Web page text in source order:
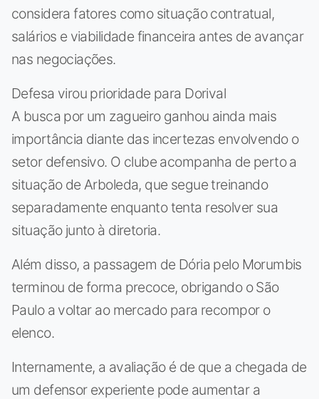
considera fatores como situação contratual,
salários e viabilidade financeira antes de avançar
nas negociações.
Defesa virou prioridade para Dorival
A busca por um zagueiro ganhou ainda mais
importância diante das incertezas envolvendo o
setor defensivo. O clube acompanha de perto a
situação de Arboleda, que segue treinando
separadamente enquanto tenta resolver sua
situação junto à diretoria.
Além disso, a passagem de Dória pelo Morumbis
terminou de forma precoce, obrigando o São
Paulo a voltar ao mercado para recompor o
elenco.
Internamente, a avaliação é de que a chegada de
um defensor experiente pode aumentar a